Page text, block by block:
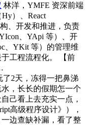
林洋，YMFE 资深前端
）、React
、开发和推进，负责
、YApi 等）、开
、YKit 等）的管理维
工程流程化。 【前
了2天，冻得一把鼻涕
，长长的假期怎一个
己看上去充实一点，
高级程序设计》），
边查缺补漏，看了整